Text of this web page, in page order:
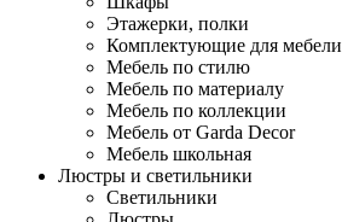
Этажерки, полки
Комплектующие для мебели
Мебель по стилю
Мебель по материалу
Мебель по коллекции
Мебель от Garda Decor
Мебель школьная
Люстры и светильники
Светильники